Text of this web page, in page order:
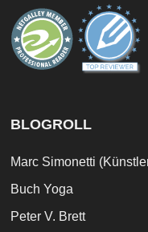
BLOGROLL
Marc Simonetti
Buch Yoga
Peter V. Brett